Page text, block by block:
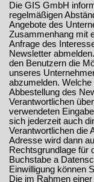
Die GIS GmbH
regelmäßigen
Angebote des
Zusammenhang mit
Anfrage des
Newsletter
den Benutzern die
unseres
abzumelden.
Abbestellung des
Verantwortlichen
verwendeten
sich jederzeit auch
Verantwortlichen die
Adresse wird dann
Rechtsgrundlage für
Buchstabe a
Einwilligung können
Die im Rahmen